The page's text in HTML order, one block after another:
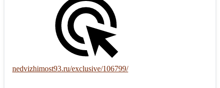
nedvizhimost93.ru/exclusive/106799/